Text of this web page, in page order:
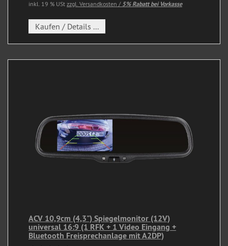
inkl. 19 % USt zzgl. Versandkosten / 5% Rabatt bei Vorkasse
Kaufen / Details ...
ACV 10,9cm (4,3") Spiegelmonitor (12V)
universal 16:9 (1 RFK + 1 Video Eingang +
Bluetooth Freisprechanlage mit A2DP)